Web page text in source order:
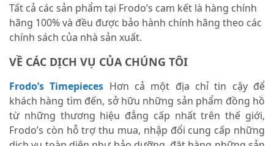
Tất cả các sản phẩm tại Frodo’s cam kết là hàng chính
hãng 100% và đều được bảo hành chính hãng theo các
chính sách của nhà sản xuất.
VỀ CÁC DỊCH VỤ CỦA CHÚNG TÔI
Frodo’s Timepieces Hơn cả một địa chỉ tin cậy để
khách hàng tìm đến, sở hữu những sản phẩm đồng hồ
từ những thương hiệu đẳng cấp nhất trên thế giới,
Frodo’s còn hỗ trợ thu mua, nhập đổi cung cấp những